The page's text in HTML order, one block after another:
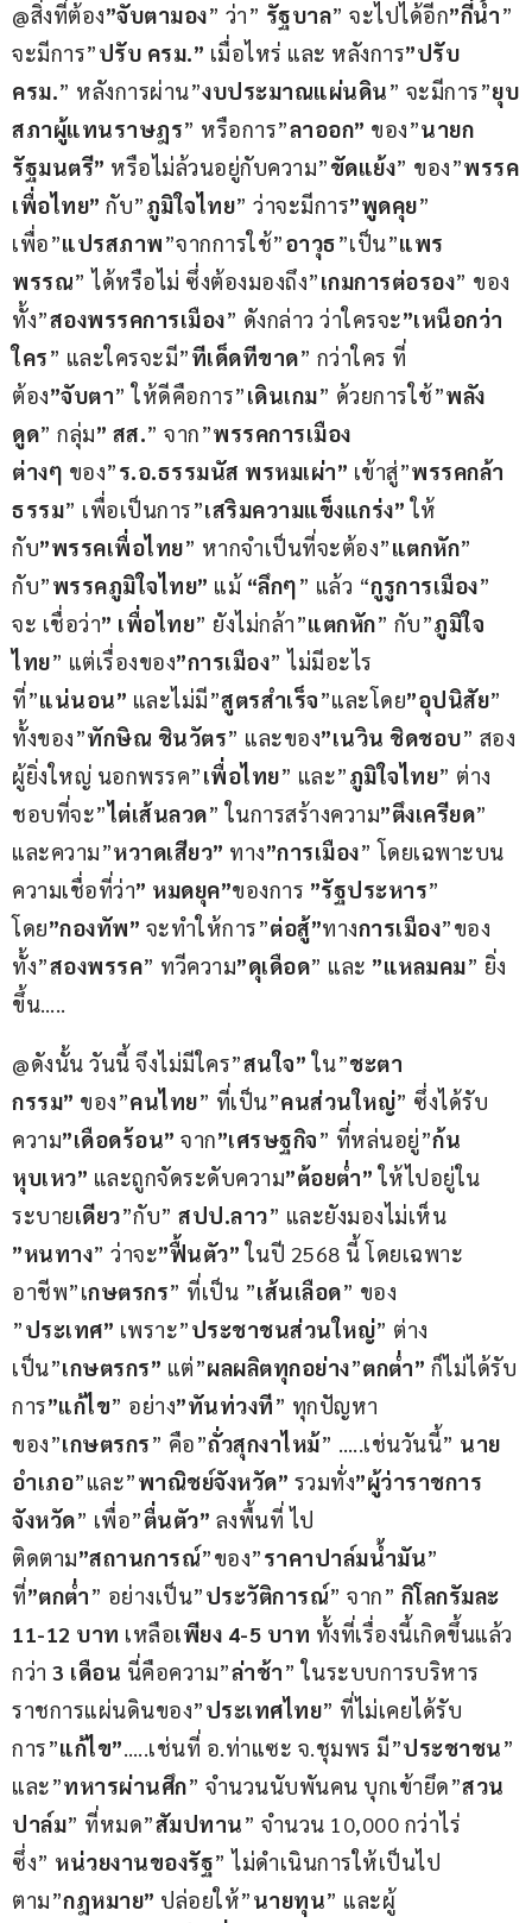
@สิ่งที่ต้อง”จับตามอง” ว่า” รัฐบาล” จะไปได้อีก”กี่น้ำ”
จะมีการ”ปรับ ครม.” เมื่อไหร่ และ หลังการ”ปรับ
ครม.” หลังการผ่าน”งบประมาณแผ่นดิน” จะมีการ”ยุบ
สภาผู้แทนราษฎร” หรือการ”ลาออก” ของ”นายก
รัฐมนตรี” หรือไม่ล้วนอยู่กับความ”ขัดแย้ง” ของ”พรรค
เพื่อไทย” กับ”ภูมิใจไทย” ว่าจะมีการ”พูดคุย”
เพื่อ”แปรสภาพ”จากการใช้”อาวุธ”เป็น”แพร
พรรณ” ได้หรือไม่ ซึ่งต้องมองถึง”เกมการต่อรอง” ของ
ทั้ง”สองพรรคการเมือง” ดังกล่าว ว่าใครจะ”เหนือกว่า
ใคร” และใครจะมี”ทีเด็ดทีขาด” กว่าใคร ที่
ต้อง”จับตา” ให้ดีคือการ”เดินเกม” ด้วยการใช้”พลัง
ดูด” กลุ่ม” สส.” จาก”พรรคการเมือง
ต่างๆ ของ”ร.อ.ธรรมนัส พรหมเผ่า” เข้าสู่”พรรคกล้า
ธรรม” เพื่อเป็นการ”เสริมความแข็งแกร่ง” ให้
กับ”พรรคเพื่อไทย” หากจำเป็นที่จะต้อง”แตกหัก”
กับ”พรรคภูมิใจไทย” แม้ “ลึกๆ” แล้ว “กูรูการเมือง”
จะ เชื่อว่า” เพื่อไทย” ยังไม่กล้า”แตกหัก” กับ”ภูมิใจ
ไทย” แต่เรื่องของ”การเมือง” ไม่มีอะไร
ที่”แน่นอน” และไม่มี”สูตรสำเร็จ”และโดย”อุปนิสัย”
ทั้งของ”ทักษิณ ชินวัตร” และของ”เนวิน ชิดชอบ” สอง
ผู้ยิ่งใหญ่ นอกพรรค”เพื่อไทย” และ”ภูมิใจไทย” ต่าง
ชอบที่จะ”ไต่เส้นลวด” ในการสร้างความ”ตึงเครียด”
และความ”หวาดเสียว” ทาง”การเมือง” โดยเฉพาะบน
ความเชื่อที่ว่า” หมดยุค”ของการ ”รัฐประหาร”
โดย”กองทัพ” จะทำให้การ”ต่อสู้”ทางการเมือง”ของ
ทั้ง”สองพรรค” ทวีความ”ดุเดือด” และ ”แหลมคม” ยิ่ง
ขึ้น…..
@ดังนั้น วันนี้ จึงไม่มีใคร”สนใจ” ใน”ชะตา
กรรม” ของ”คนไทย” ที่เป็น”คนส่วนใหญ่” ซึ่งได้รับ
ความ”เดือดร้อน” จาก”เศรษฐกิจ” ที่หล่นอยู่”ก้น
หุบเหว” และถูกจัดระดับความ”ต้อยต่ำ” ให้ไปอยู่ใน
ระบายเดียว”กับ” สปป.ลาว” และยังมองไม่เห็น
”หนทาง” ว่าจะ”ฟื้นตัว” ในปี 2568 นี้ โดยเฉพาะ
อาชีพ”เกษตรกร” ที่เป็น ”เส้นเลือด” ของ
”ประเทศ” เพราะ”ประชาชนส่วนใหญ่” ต่าง
เป็น”เกษตรกร” แต่”ผลผลิตทุกอย่าง”ตกต่ำ” ก็ไม่ได้รับ
การ”แก้ไข” อย่าง”ทันท่วงที” ทุกปัญหา
ของ”เกษตรกร” คือ”ถั่วสุกงาไหม้” …..เช่นวันนี้” นาย
อำเภอ”และ”พาณิชย์จังหวัด” รวมทั่ง”ผู้ว่าราชการ
จังหวัด” เพื่อ”ตื่นตัว” ลงพื้นที่ ไป
ติดตาม”สถานการณ์”ของ”ราคาปาล์มน้ำมัน”
ที่”ตกต่ำ” อย่างเป็น”ประวัติการณ์” จาก” กิโลกรัมละ
11-12 บาท เหลือเพียง 4-5 บาท ทั้งที่เรื่องนี้เกิดขึ้นแล้ว
กว่า 3 เดือน นี่คือความ”ล่าช้า” ในระบบการบริหาร
ราชการแผ่นดินของ”ประเทศไทย” ที่ไม่เคยได้รับ
การ”แก้ไข”…..เช่นที่ อ.ท่าแซะ จ.ชุมพร มี”ประชาชน”
และ”ทหารผ่านศึก” จำนวนนับพันคน บุกเข้ายึด”สวน
ปาล์ม” ที่หมด”สัมปทาน” จำนวน 10,000 กว่าไร่
ซึ่ง” หน่วยงานของรัฐ” ไม่ดำเนินการให้เป็นไป
ตาม”กฎหมาย” ปล่อยให้”นายทุน” และผู้